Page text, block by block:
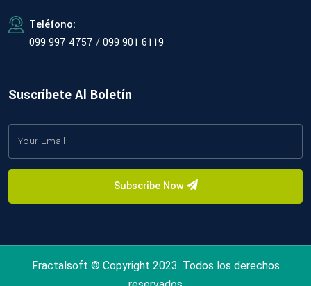
Teléfono:
099 997 4757 /099 901 6119
Suscríbete Al Boletín
Subscribe Now
Fractalsoft © Copyright 2023. Todos los derechos